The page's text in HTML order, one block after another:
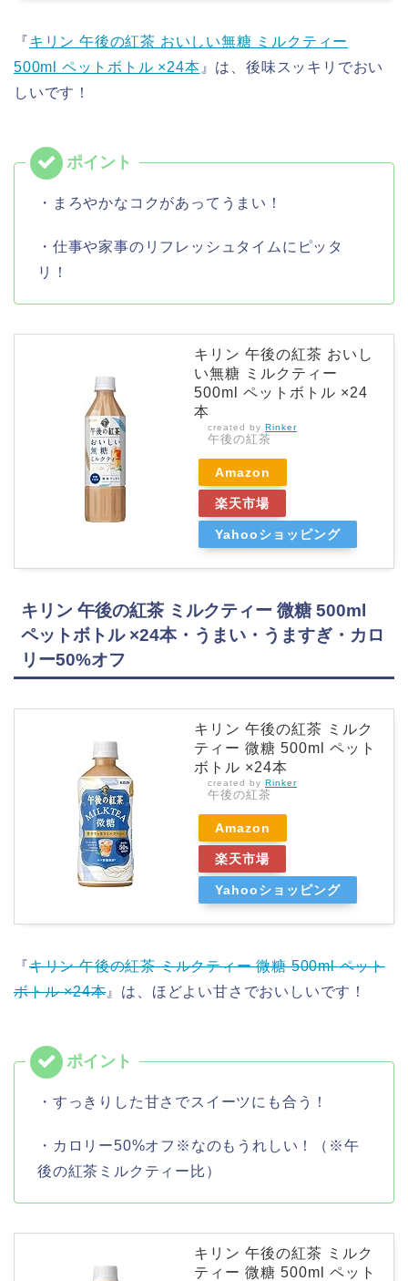
『キリン 午後の紅茶 おいしい無糖 ミルクティー
500ml ペットボトル ×24本 』は、後味スッキリでおい
しいです！
・まろやかなコクがあってうまい！
・仕事や家事のリフレッシュタイムにピッタ
リ！
キリン 午後の紅茶 おいし
い無糖 ミルクティー
500ml ペットボトル ×24
本
created by Rinker
午後の紅茶
Amazon
楽天市場
Yahooショッピング
キリン 午後の紅茶 ミルクティー 微糖 500ml
ペットボトル ×24本・うまい・うますぎ・カロ
リー50%オフ
キリン 午後の紅茶 ミルク
ティー 微糖 500ml ペット
ボトル ×24本
created by Rinker
午後の紅茶
Amazon
楽天市場
Yahooショッピング
『キリン 午後の紅茶 ミルクティー 微糖 500ml ペット
ボトル ×24本』は、ほどよい甘さでおいしいです！
・すっきりした甘さでスイーツにも合う！
・カロリー50%オフ※なのもうれしい！（※午
後の紅茶ミルクティー比）
キリン 午後の紅茶 ミルク
ティー 微糖 500ml ペット